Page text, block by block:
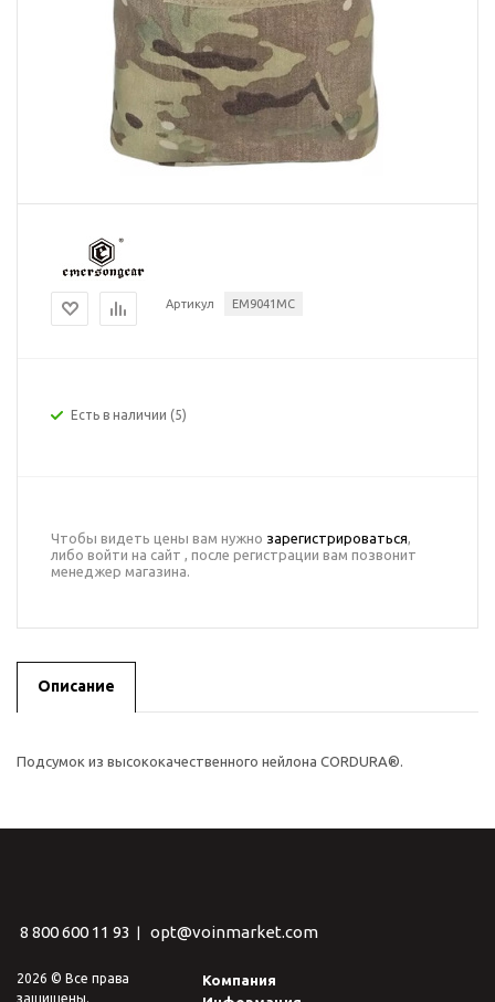
Артикул EM9041MC
Есть в наличии (5)
Чтобы видеть цены вам нужно зарегистрироваться,
либо войти на сайт , после регистрации вам позвонит
менеджер магазина.
Описание
Подсумок из высококачественного нейлона CORDURA®.
8 800 600 11 93 opt@voinmarket.com
2026 © Все права
защищены.
Компания